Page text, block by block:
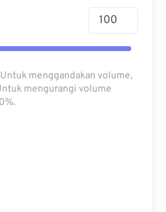
menggandakan volume,
mengurangi volume